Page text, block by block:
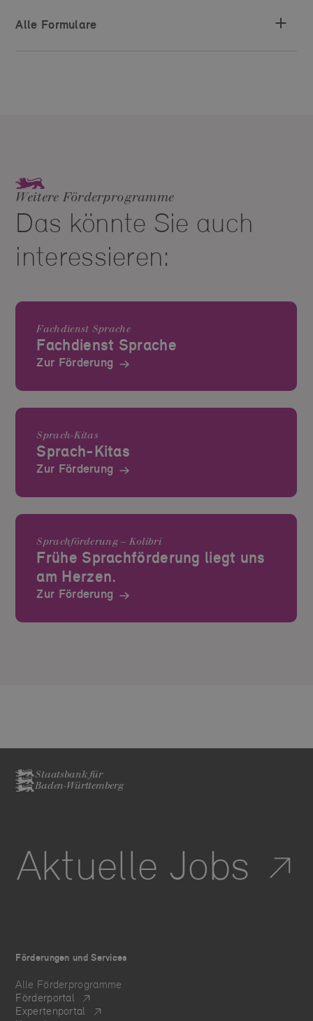
Alle Formulare
Weitere Förderprogramme
Das könnte Sie auch
interessieren:
Fachdienst Sprache
Fachdienst Sprache
Zur Förderung
Sprach-Kitas
Sprach-Kitas
Zur Förderung
Sprachförderung – Kolibri
Frühe Sprachförderung liegt uns
am Herzen.
Zur Förderung
Staatsbank für
Baden-Württemberg
Aktuelle Jobs
Förderungen und Services
Alle Förderprogramme
Förderportal
Expertenportal